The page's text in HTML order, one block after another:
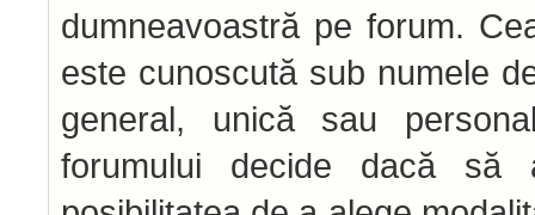
dumneavoastră pe forum.
este cunoscută sub numele
general, unică sau
forumului decide dacă să